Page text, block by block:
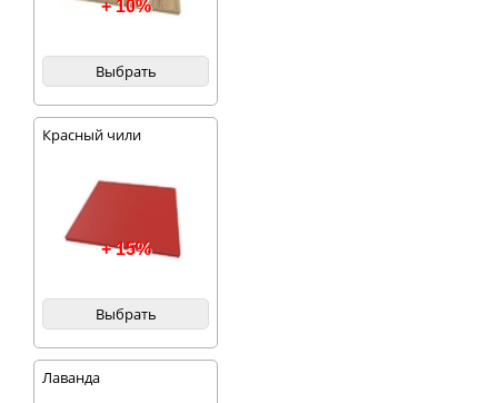
+ 10%
Выбрать
Красный чили
+ 15%
Выбрать
Лаванда